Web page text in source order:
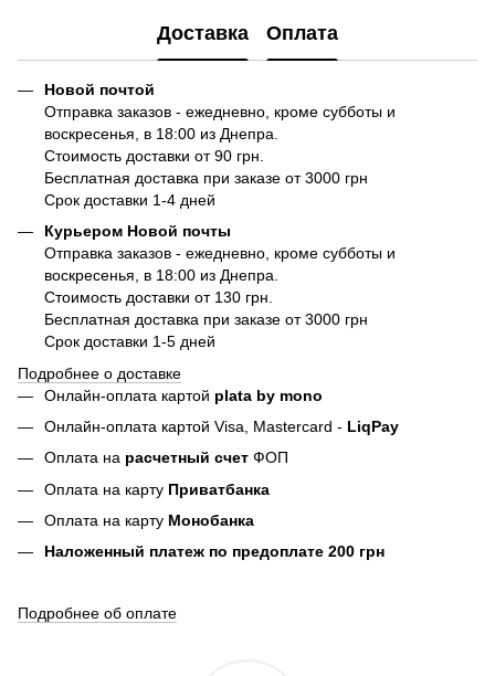
Доставка Оплата
Новой почтой
Отправка заказов - ежедневно, кроме субботы и
воскресенья, в 18:00 из Днепра.
Стоимость доставки от 90 грн.
Бесплатная доставка при заказе от 3000 грн
Срок доставки 1-4 дней
Курьером Новой почты
Отправка заказов - ежедневно, кроме субботы и
воскресенья, в 18:00 из Днепра.
Стоимость доставки от 130 грн.
Бесплатная доставка при заказе от 3000 грн
Срок доставки 1-5 дней
Подробнее о доставке
Онлайн-оплата картой plata by mono
Онлайн-оплата картой Visa, Mastercard - LiqPay
Оплата на расчетный счет ФОП
Оплата на карту Приватбанка
Оплата на карту Монобанка
Наложенный платеж по предоплате 200 грн
Подробнее об оплате